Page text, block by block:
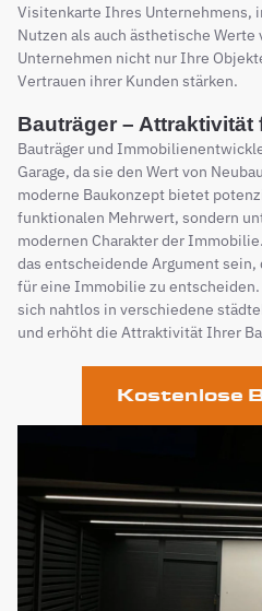
Visitenkarte Ihres Unternehmens,
Nutzen als auch ästhetische Werte
Unternehmen nicht nur Ihre
Vertrauen ihrer Kunden stärken.
Bauträger – Attraktivität
Bauträger und
Garage, da sie den Wert von
moderne Baukonzept bietet
funktionalen Mehrwert, sondern
modernen Charakter der
das entscheidende Argument sein,
für eine Immobilie zu
sich nahtlos in verschiedene
und erhöht die Attraktivität Ihrer
Kostenlose